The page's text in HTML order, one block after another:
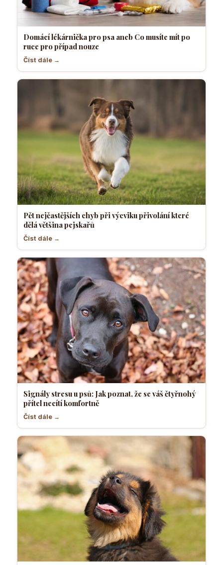
Domácí lékárnička pro psa aneb Co musíte mít po
ruce pro případ nouze
Číst dále →
Pět nejčastějších chyb při výcviku přivolání které
dělá většina pejskařů
Číst dále →
Signály stresu u psů: Jak poznat, že se váš čtyřnohý
přítel necítí komfortně
Číst dále →